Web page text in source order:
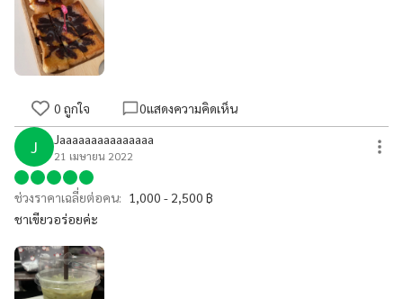
0 ถูกใจ 0แสดงความคิดเห็น
J Jaaaaaaaaaaaaaaa
21 เมษายน 2022
ช่วงราคาเฉลี่ยต่อคน: 1,000 - 2,500 ฿
ชาเขียวอร่อยค่ะ